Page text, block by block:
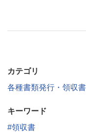
カテゴリ
各種書類発行・領収書
キーワード
領収書